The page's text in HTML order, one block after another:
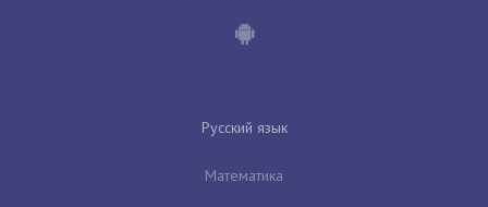
Русский язык
Математика